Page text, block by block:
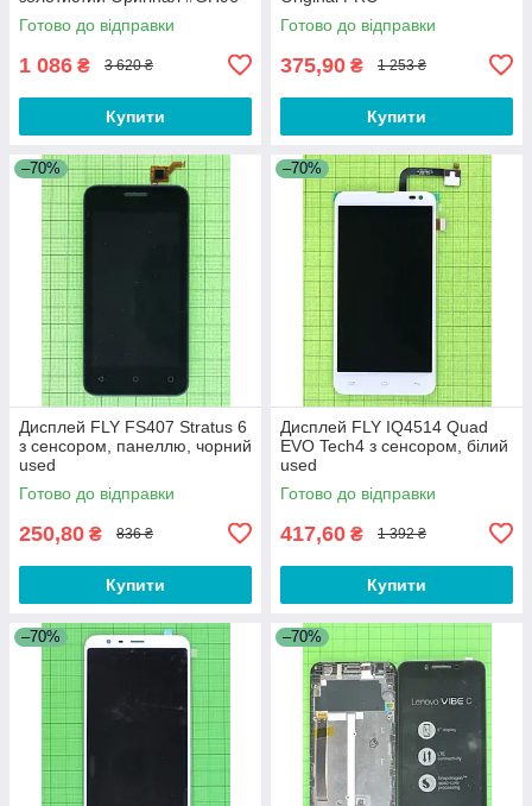
10324A
Готово до відправки
1 086 ₴ 3 620 ₴
Купити
Готово до відправки
375,90 ₴ 1 253 ₴
Купити
–70%
Дисплей FLY FS407 Stratus 6
з сенсором, панеллю, чорний
used
Готово до відправки
250,80 ₴ 836 ₴
Купити
–70%
Дисплей FLY IQ4514 Quad
EVO Tech4 з сенсором, білий
used
Готово до відправки
417,60 ₴ 1 392 ₴
Купити
–70% –70%